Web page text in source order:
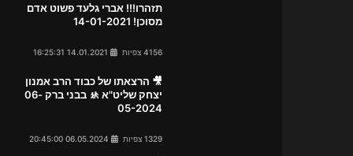
תזהרו!!! אברי גלעד פשוט אדם
מסוכן! 14-01-2021
4156 צפיות
🎥 הרצאתו של כבוד הרב אמנון
יצחק שליט"א 🚸 בבני ברק 06-
05-2024
1329 צפיות